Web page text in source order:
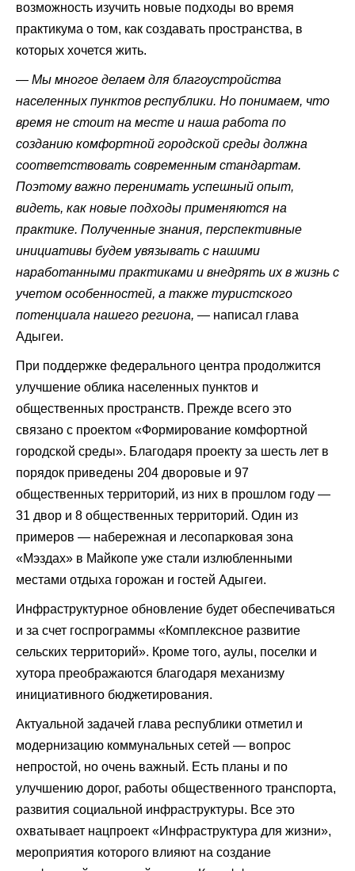
возможность изучить новые подходы во время
практикума о том, как создавать пространства, в
которых хочется жить.
— Мы многое делаем для благоустройства
населенных пунктов республики. Но понимаем, что
время не стоит на месте и наша работа по
созданию комфортной городской среды должна
соответствовать современным стандартам.
Поэтому важно перенимать успешный опыт,
видеть, как новые подходы применяются на
практике. Полученные знания, перспективные
инициативы будем увязывать с нашими
наработанными практиками и внедрять их в жизнь с
учетом особенностей, а также туристского
потенциала нашего региона, — написал глава
Адыгеи.
При поддержке федерального центра продолжится
улучшение облика населенных пунктов и
общественных пространств. Прежде всего это
связано с проектом «Формирование комфортной
городской среды». Благодаря проекту за шесть лет в
порядок приведены 204 дворовые и 97
общественных территорий, из них в прошлом году —
31 двор и 8 общественных территорий. Один из
примеров — набережная и лесопарковая зона
«Мэздах» в Майкопе уже стали излюбленными
местами отдыха горожан и гостей Адыгеи.
Инфраструктурное обновление будет обеспечиваться
и за счет госпрограммы «Комплексное развитие
сельских территорий». Кроме того, аулы, поселки и
хутора преображаются благодаря механизму
инициативного бюджетирования.
Актуальной задачей глава республики отметил и
модернизацию коммунальных сетей — вопрос
непростой, но очень важный. Есть планы и по
улучшению дорог, работы общественного транспорта,
развития социальной инфраструктуры. Все это
охватывает нацпроект «Инфраструктура для жизни»,
мероприятия которого влияют на создание